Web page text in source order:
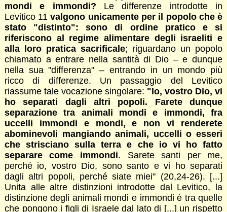
mondi e immondi? Le differenze introdotte in
Levitico 11valgono unicamente per il popolo che è
stato "distinto": sono di ordine pratico e si
riferiscono al regime alimentare degli israeliti e
alla loro pratica sacrificale; riguardano un popolo
chiamato a entrare nella santità di Dio – e dunque
nella sua "differenza" – entrando in un mondo più
ricco di differenze. Un passaggio del Levitico
riassume tale vocazione singolare: "Io, vostro Dio, vi
ho separati dagli altri popoli. Farete dunque
separazione tra animali mondi e immondi, fra
uccelli immondi e mondi, e non vi renderete
abominevoli mangiando animali, uccelli o esseri
che strisciano sulla terra e che io vi ho fatto
separare come immondi. Sarete santi per me,
perché io, vostro Dio, sono santo e vi ho separati
dagli altri popoli, perché siate miei" (20,24-26). [...]
Unita alle altre distinzioni introdotte dal Levitico, la
distinzione degli animali mondi e immondi è tra quelle
che pongono i figli di Israele dal lato di [...] un rispetto